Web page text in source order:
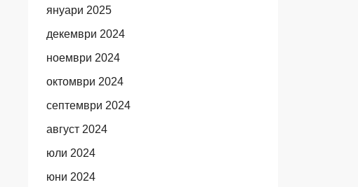
януари 2025
декември 2024
ноември 2024
октомври 2024
септември 2024
август 2024
юли 2024
юни 2024